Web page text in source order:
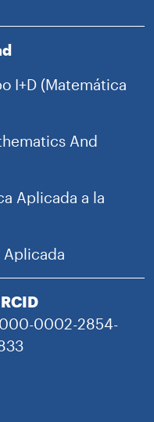
I+D (Matemática
And
Aplicada a la
Aplicada
0002-2854-